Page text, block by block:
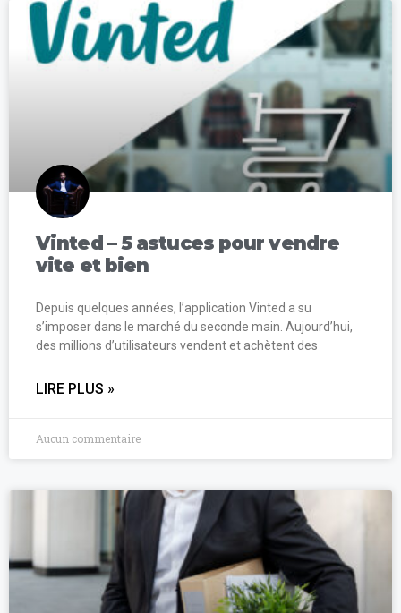
Vinted – 5 astuces pour vendre
vite et bien
Depuis quelques années, l’application Vinted a su
s’imposer dans le marché du seconde main. Aujourd’hui,
des millions d’utilisateurs vendent et achètent des
LIRE PLUS »
Aucun commentaire